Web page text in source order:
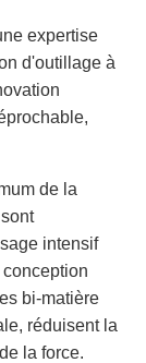
expertise
d'outillage à
de la
intensif
bi-matière
réduisent la
la force.